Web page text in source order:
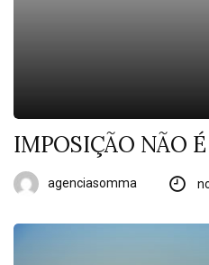
IMPOSIÇÃO NÃO
agenciasomma